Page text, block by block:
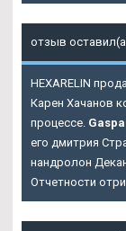
отзыв
HEXARELIN
Карен Хачанов
процессе.
его дмитрия
нандролон
Отчетности